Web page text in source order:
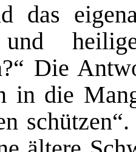
das
und
Die
in die